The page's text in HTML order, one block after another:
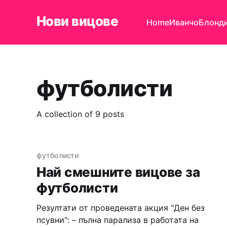
Нови вицове HomeИванчо
футболисти
A collection of 9 posts
футболисти
Най смешните вицове за
футболисти
Резултати от проведената акция "Ден без
псувни": – пълна парализа в работата на